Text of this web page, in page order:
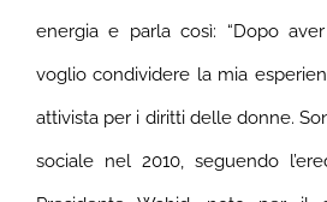
energia e parla così: “Dopo
voglio condividere la mia
attivista per i diritti delle donne.
sociale nel 2010, seguendo